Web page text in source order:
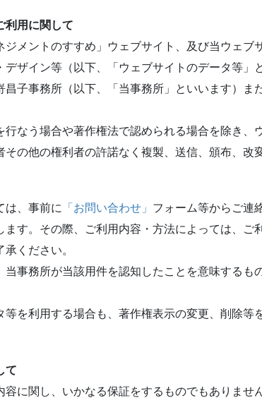
利用に関して
ジメントのすすめ」ウェブサイト、及び当ウェブ
ザイン等（以下、「ウェブサイトのデータ等」
子事務所（以下、「当事務所」といいます）ま
なう場合や著作権法で認められる場合を除き、
の他の権利者の許諾なく複製、送信、頒布、改
は、事前に 「お問い合わせ」 フォーム等からご連
す。その際、ご利用内容・方法によっては、ご
ください。
事務所が当該用件を認知したことを意味するも
を利用する場合も、著作権表示の変更、削除等
て
に関し、いかなる保証をするものでもありませ